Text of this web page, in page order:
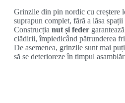
Grinzile din pin nordic cu creștere
suprapun complet, fără a lăsa spații
Construcția nut și feder
clădirii, împiedicând pătrunderea
De asemenea, grinzile sunt mai
să se deterioreze în timpul